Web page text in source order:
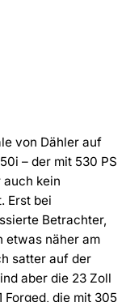
von Dähler auf
– der mit 530 PS
auch kein
Erst bei
Betrachter,
etwas näher am
satter auf der
aber die 23 Zoll
Forged, die mit 305